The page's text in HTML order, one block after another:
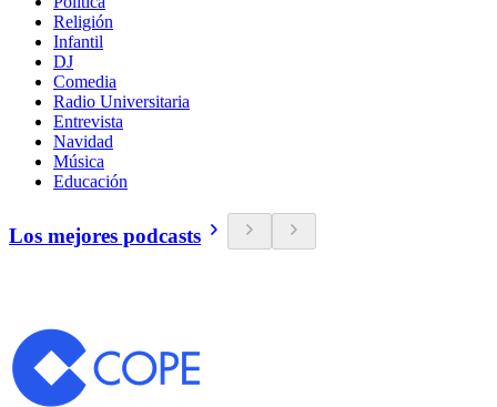
Religión
Infantil
DJ
Comedia
Radio Universitaria
Entrevista
Navidad
Música
Educación
Los mejores podcasts